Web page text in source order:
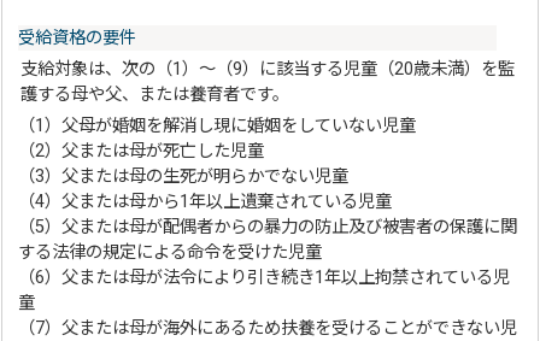
受給資格の要件
支給対象は、次の（1）～（9）に該当する児童（20歳未満）を監
護する母や父、または養育者です。
（1）父母が婚姻を解消し現に婚姻をしていない児童
（2）父または母が死亡した児童
（3）父または母の生死が明らかでない児童
（4）父または母から1年以上遺棄されている児童
（5）父または母が配偶者からの暴力の防止及び被害者の保護に関
する法律の規定による命令を受けた児童
（6）父または母が法令により引き続き1年以上拘禁されている児
童
（7）父または母が海外にあるため扶養を受けることができない児